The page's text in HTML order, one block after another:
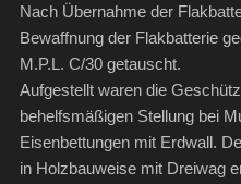
Nach Übernahme der
Bewaffnung der Flakbatterie
M.P.L. C/30 getauscht.
Aufgestellt waren die
behelfsmäßigen Stellung bei
Eisenbettungen mit Erdwall.
in Holzbauweise mit Dreiwag